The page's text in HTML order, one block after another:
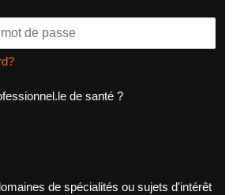
de santé ?
de spécialités ou sujets d'intérêt